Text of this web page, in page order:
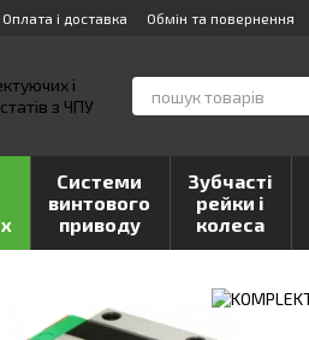
контенту
Оплата і доставка Обмін та повернення
Системи
винтового
приводу
Зубчасті
рейки і
колеса